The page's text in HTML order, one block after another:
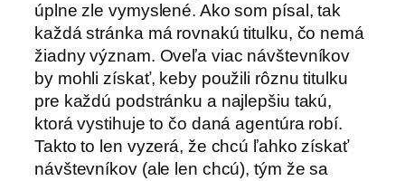
úplne zle vymyslené. Ako som písal, tak
každá stránka má rovnakú titulku, čo nemá
žiadny význam. Oveľa viac návštevníkov
by mohli získať, keby použili rôznu titulku
pre každú podstránku a najlepšiu takú,
ktorá vystihuje to čo daná agentúra robí.
Takto to len vyzerá, že chcú ľahko získať
návštevníkov (ale len chcú), tým že sa